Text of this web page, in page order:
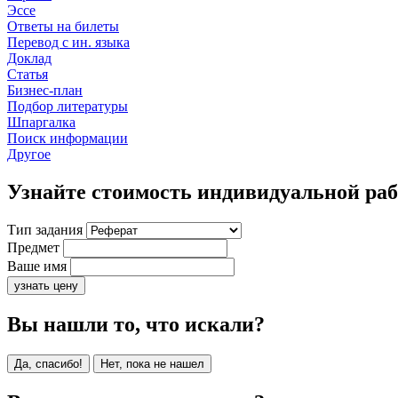
Эссе
Ответы на билеты
Перевод с ин. языка
Доклад
Статья
Бизнес-план
Подбор литературы
Шпаргалка
Поиск информации
Другое
Узнайте стоимость индивидуальной
Тип задания
Предмет
Ваше имя
узнать цену
Вы нашли то, что искали?
Да, спасибо! Нет, пока не нашел